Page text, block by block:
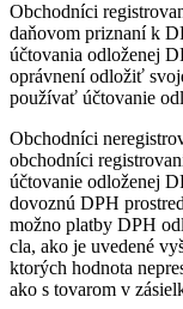
Obchodníci
daňovom priznaní k
účtovania odloženej
oprávnení odložiť
používať účtovanie
Obchodníci
obchodníci
účtovanie odloženej
dovoznú DPH
možno platby DPH
cla, ako je uvedené
ktorých hodnota
ako s tovarom v